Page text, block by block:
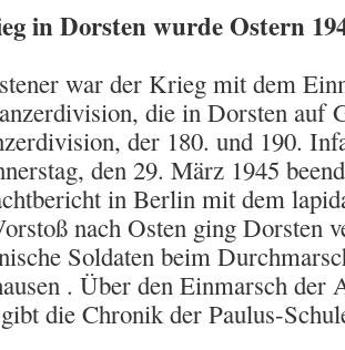
in Dorsten wurde Ostern
war der Krieg mit dem
die in Dorsten auf
der 180. und 190.
den 29. März 1945
in Berlin mit dem
nach Osten ging Dorsten
Soldaten beim
. Über den Einmarsch
die Chronik der Paulus-